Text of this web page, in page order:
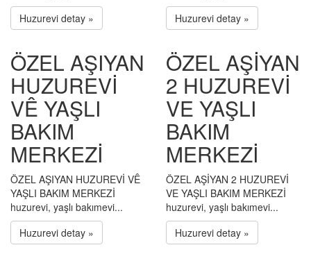
Huzurevi detay »
Huzurevi detay »
ÖZEL AŞIYAN
HUZUREVİ
VÊ YAŞLI
BAKIM
MERKEZİ
ÖZEL AŞIYAN HUZUREVİ VÊ
YAŞLI BAKIM MERKEZİ
huzurevi, yaşlı bakımevi...
Huzurevi detay »
ÖZEL AŞİYAN
2 HUZUREVİ
VE YAŞLI
BAKIM
MERKEZİ
ÖZEL AŞİYAN 2 HUZUREVİ
VE YAŞLI BAKIM MERKEZİ
huzurevi, yaşlı bakımevi...
Huzurevi detay »